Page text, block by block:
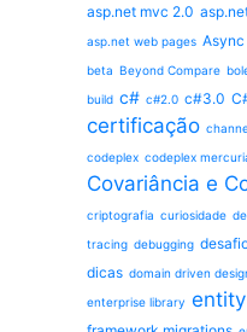
asp.net mvc 2.0
asp.net web pages Async
beta Beyond Compare
build c# c#2.0 c#3.0
certificação
codeplex codeplex
Covariância e
criptografia curiosidade
tracing debugging
dicas domain driven
enterprise library